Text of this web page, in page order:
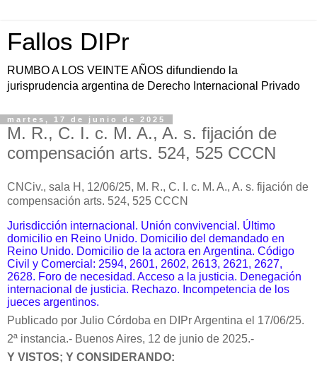
Fallos DIPr
RUMBO A LOS VEINTE AÑOS difundiendo la
jurisprudencia argentina de Derecho Internacional Privado
martes, 17 de junio de 2025
M. R., C. I. c. M. A., A. s. fijación de
compensación arts. 524, 525 CCCN
CNCiv., sala H, 12/06/25, M. R., C. I. c. M. A., A. s. fijación de
compensación arts. 524, 525 CCCN
Jurisdicción internacional. Unión convivencial. Último
domicilio en Reino Unido. Domicilio del demandado en
Reino Unido. Domicilio de la actora en Argentina. Código
Civil y Comercial: 2594, 2601, 2602, 2613, 2621, 2627,
2628. Foro de necesidad. Acceso a la justicia. Denegación
internacional de justicia. Rechazo. Incompetencia de los
jueces argentinos.
Publicado por Julio Córdoba en DIPr Argentina el 17/06/25.
2ª instancia.- Buenos Aires, 12 de junio de 2025.-
Y VISTOS; Y CONSIDERANDO: